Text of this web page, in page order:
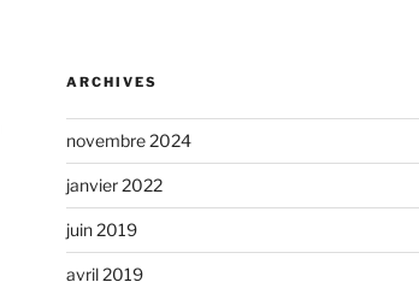
ARCHIVES
novembre 2024
janvier 2022
juin 2019
avril 2019